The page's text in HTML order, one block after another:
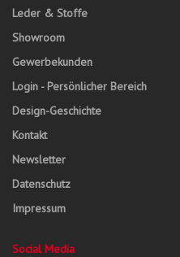
Leder & Stoffe
Showroom
Gewerbekunden
Login - Persönlicher Bereich
Design-Geschichte
Kontakt
Newsletter
Datenschutz
Impressum
Social Media